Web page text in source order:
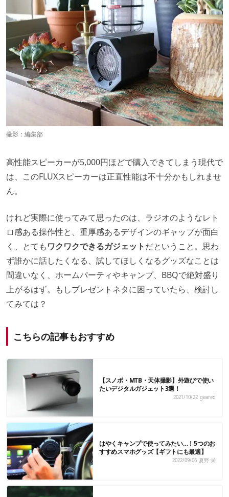
撮影：編集部
高性能スピーカーが5,000円ほどで購入できてしまう現代で
は、このFLUXスピーカーは正直性能は不十分かもしれませ
ん。
けれど実際に使ってみて思ったのは、ラジオのようなレト
ロ感ある操作性と、重厚感あるデザインのギャップが面白
く、とてもワクワクできるガジェットだということ。思わ
ず誰かに話したくなる、試してほしくなるグッズなことは
間違いなく、ホームパーティやキャンプ、BBQで絶対盛り
上がるはず。もしプレゼントネタに困っていたら、検討し
てみては？
こちらの記事もおすすめ
【スノボ・MTB・天体撮影】外遊びで使い
たいデジタルガジェット3選！
2021/10/22 geared
はやくキャンプで使ってみたい…！5つのお
すすめスマホグッズ【ギフトにも最適】
2022/09/06 夏野 栄